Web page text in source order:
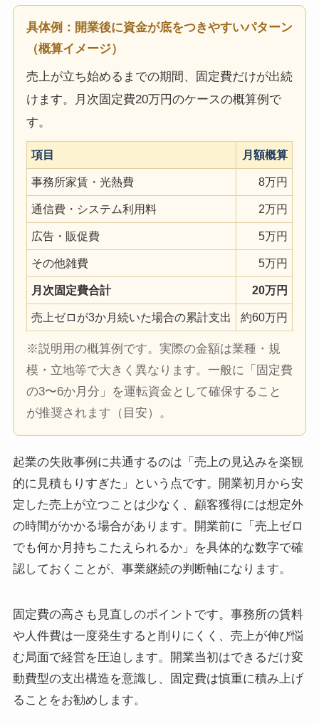
具体例：開業後に資金が底をつきやすいパターン
（概算イメージ）
売上が立ち始めるまでの期間、固定費だけが出続
けます。月次固定費20万円のケースの概算例で
す。
項目 月額概算
事務所家賃・光熱費 8万円
通信費・システム利用料 2万円
広告・販促費 5万円
その他雑費 5万円
月次固定費合計 20万円
売上ゼロが3か月続いた場合の累計支出 約60万円
※説明用の概算例です。実際の金額は業種・規
模・立地等で大きく異なります。一般に「固定費
の3〜6か月分」を運転資金として確保すること
が推奨されます（目安）。
起業の失敗事例に共通するのは「売上の見込みを楽観
的に見積もりすぎた」という点です。開業初月から安
定した売上が立つことは少なく、顧客獲得には想定外
の時間がかかる場合があります。開業前に「売上ゼロ
でも何か月持ちこたえられるか」を具体的な数字で確
認しておくことが、事業継続の判断軸になります。
固定費の高さも見直しのポイントです。事務所の賃料
や人件費は一度発生すると削りにくく、売上が伸び悩
む局面で経営を圧迫します。開業当初はできるだけ変
動費型の支出構造を意識し、固定費は慎重に積み上げ
ることをお勧めします。